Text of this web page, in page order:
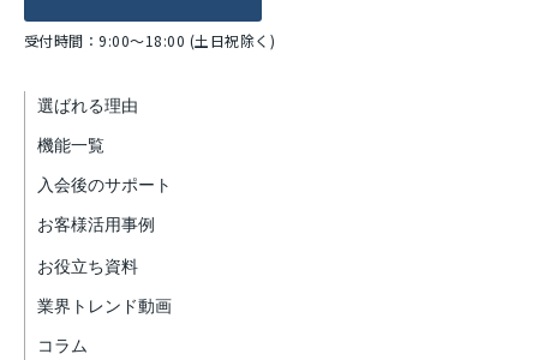
受付時間：9:00～18:00 (土日祝除く)
選ばれる理由
機能一覧
入会後のサポート
お客様活用事例
お役立ち資料
業界トレンド動画
コラム